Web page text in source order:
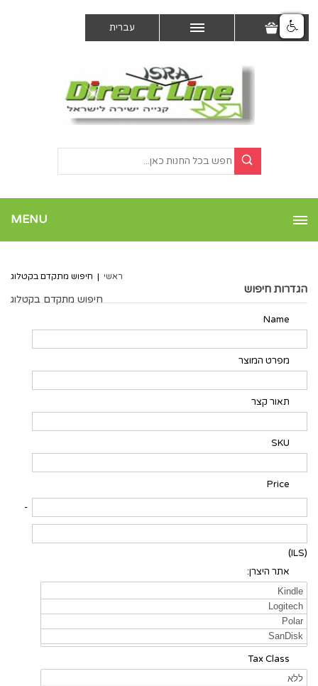
עברית
MENU
ראשי | חיפוש מתקדם בקטלוג
חיפוש מתקדם בקטלוג
הגדרות חיפוש
Name
מפרט המוצר
תאור קצר
SKU
Price
-
(ILS)
אתר היצרן:
Tax Class